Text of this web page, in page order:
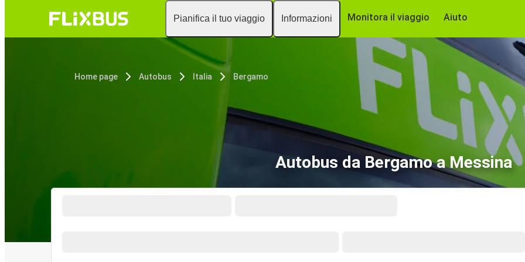
Pianifica il tuo viaggio Informazioni Monitora il viaggio Aiuto
Home page Autobus Italia Bergamo
Autobus da Bergamo a Messina